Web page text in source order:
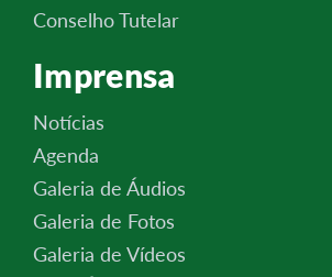
Conselho Tutelar
Imprensa
Notícias
Agenda
Galeria de Áudios
Galeria de Fotos
Galeria de Vídeos